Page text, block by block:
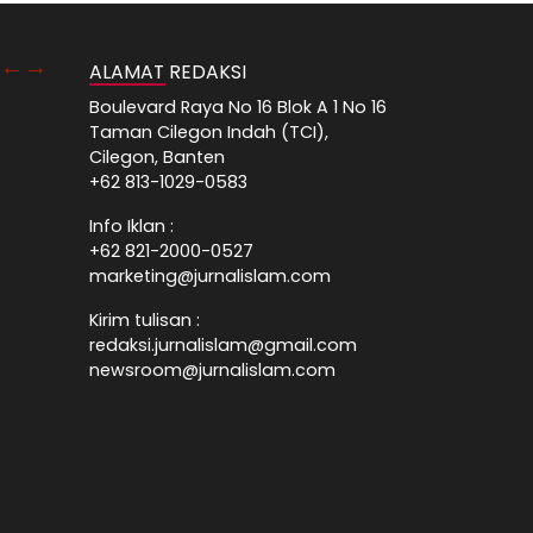
ALAMAT REDAKSI
Boulevard Raya No 16 Blok A 1 No 16
Taman Cilegon Indah (TCI),
Cilegon, Banten
+62 813-1029-0583
Info Iklan :
+62 821-2000-0527
marketing@jurnalislam.com
Kirim tulisan :
redaksi.jurnalislam@gmail.com
newsroom@jurnalislam.com